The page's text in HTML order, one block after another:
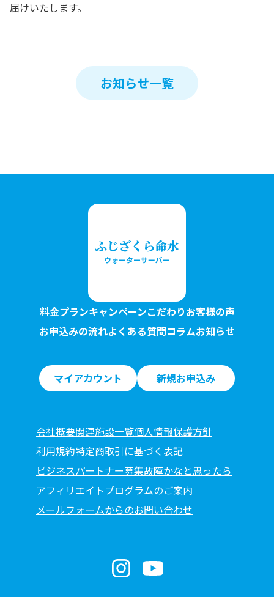
届けいたします。
お知らせ一覧
料金プランキャンペーンこだわりお客様の声
お申込みの流れよくある質問コラムお知らせ
マイアカウント 新規お申込み
会社概要関連施設一覧個人情報保護方針
利用規約特定商取引に基づく表記
ビジネスパートナー募集故障かなと思ったら
アフィリエイトプログラムのご案内
メールフォームからのお問い合わせ